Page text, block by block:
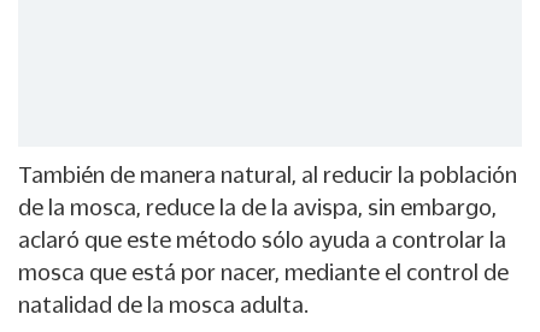
También de manera natural, al reducir la población
de la mosca, reduce la de la avispa, sin embargo,
aclaró que este método sólo ayuda a controlar la
mosca que está por nacer, mediante el control de
natalidad de la mosca adulta.